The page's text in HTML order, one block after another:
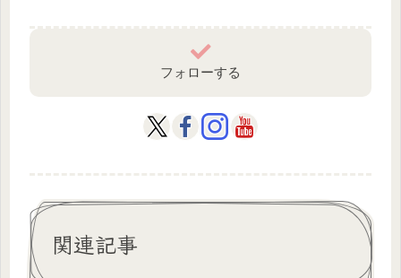
フォローする
関連記事